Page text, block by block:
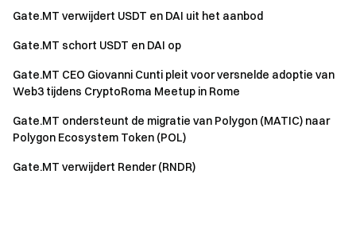
Gate.MT verwijdert USDT en DAI uit het aanbod
Gate.MT schort USDT en DAI op
Gate.MT CEO Giovanni Cunti pleit voor versnelde adoptie van
Web3 tijdens CryptoRoma Meetup in Rome
Gate.MT ondersteunt de migratie van Polygon (MATIC) naar
Polygon Ecosystem Token (POL)
Gate.MT verwijdert Render (RNDR)